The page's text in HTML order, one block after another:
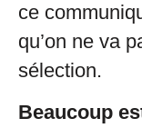
ce
qu’on ne va
sélection.
Beaucoup